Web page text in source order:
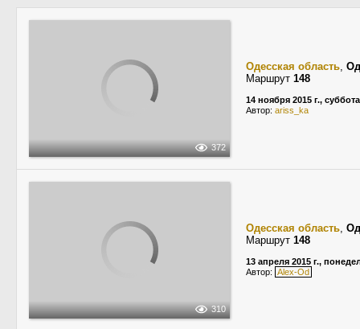
372
Одесская область,
Маршрут 148
14 ноября 2015 г., суббота
Автор: ariss_ka
310
Одесская область,
Маршрут 148
13 апреля 2015 г.,
Автор: Alex-Od